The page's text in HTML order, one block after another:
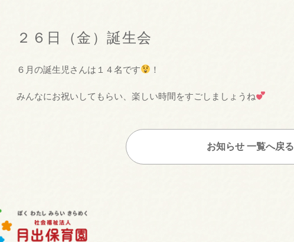
２６日（金）誕生会
６月の誕生児さんは１４名です ！
みんなにお祝いしてもらい、楽しい時間をすごしましょうね
お知らせ 一覧へ戻る